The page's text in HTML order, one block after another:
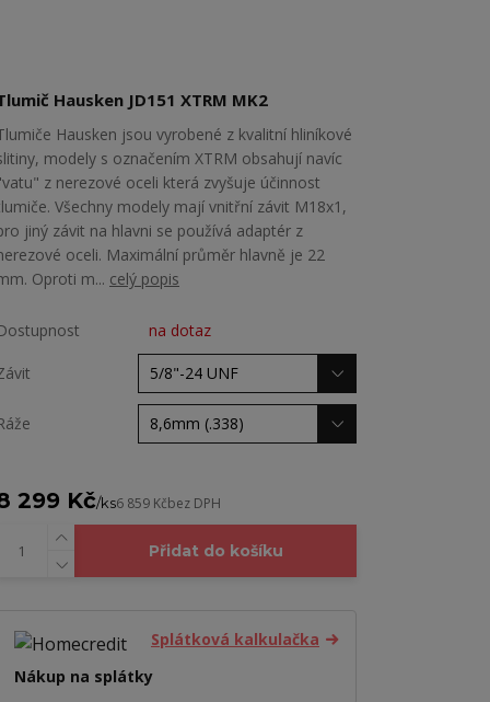
Hausken JD151 XTRM MK2
Hausken jsou vyrobené z kvalitní hliníkové
modely s označením XTRM obsahují navíc
z nerezové oceli která zvyšuje účinnost
Všechny modely mají vnitřní závit M18x1,
jiný závit na hlavni se používá adaptér z
oceli. Maximální průměr hlavně je 22
Oproti m... celý popis
na dotaz
299 Kč/ks6 859 Kčbez DPH
Přidat do košíku
Splátková kalkulačka
Nákup na splátky